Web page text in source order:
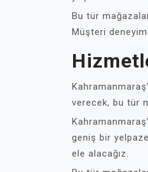
Bu tür
Müşteri
verecek, bu tür
geniş bir
ele alacağız.